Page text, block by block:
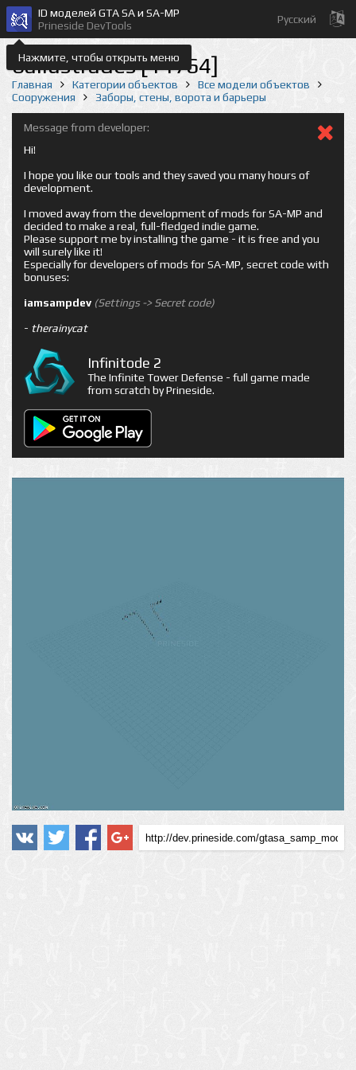
Нажмите, чтобы открыть меню
ID моделей GTA SA и SA-MP
Prineside DevTools
Русский
ballustrades [14764]
Главная Категории объектов
Все модели объектов
Сооружения
Заборы, стены, ворота и барьеры
Message from developer:
Hi!
I hope you like our tools and they saved you many hours of
development.
I moved away from the development of mods for SA-MP and
decided to make a real, full-fledged indie game.
Please support me by installing the game - it is free and you
will surely like it!
Especially for developers of mods for SA-MP, secret code with
bonuses:
iamsampdev (Settings -> Secret code)
- therainycat
Infinitode 2
The Infinite Tower Defense - full game made
from scratch by Prineside.